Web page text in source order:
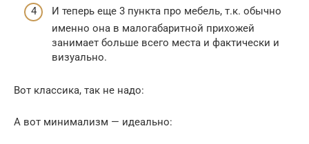
И теперь еще 3 пункта про мебель, т.к. обычно
именно она в малогабаритной прихожей
занимает больше всего места и фактически и
визуально.
Вот классика, так не надо:
А вот минимализм — идеально: